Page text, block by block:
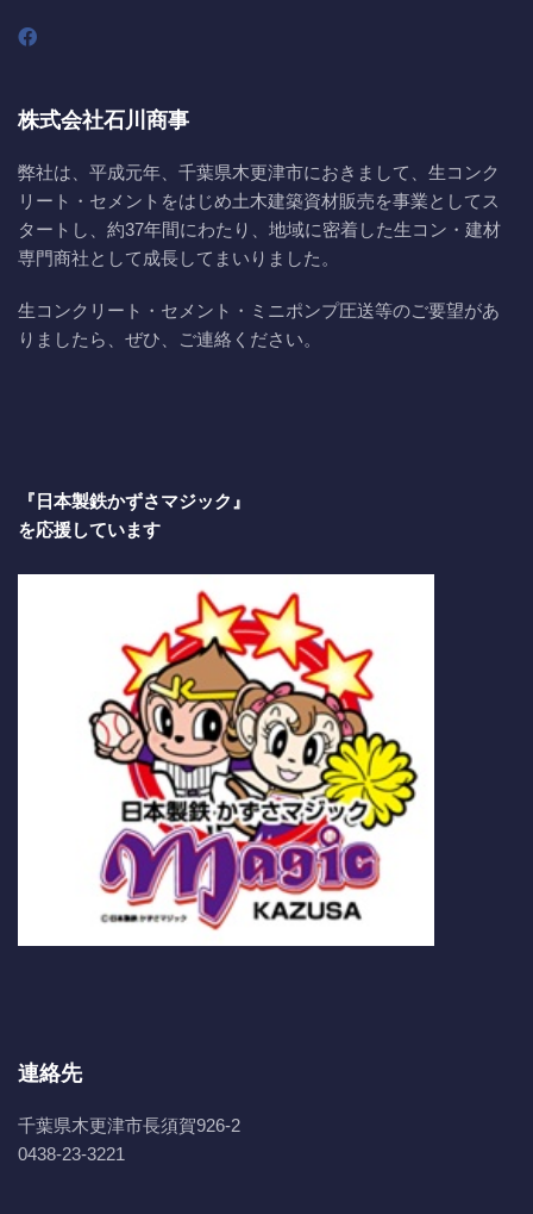
株式会社石川商事
弊社は、平成元年、千葉県木更津市におきまして、生コンク
リート・セメントをはじめ土木建築資材販売を事業としてス
タートし、約37年間にわたり、地域に密着した生コン・建材
専門商社として成長してまいりました。
生コンクリート・セメント・ミニポンプ圧送等のご要望があ
りましたら、ぜひ、ご連絡ください。
『日本製鉄かずさマジック』
を応援しています
連絡先
千葉県木更津市長須賀926-2
0438-23-3221